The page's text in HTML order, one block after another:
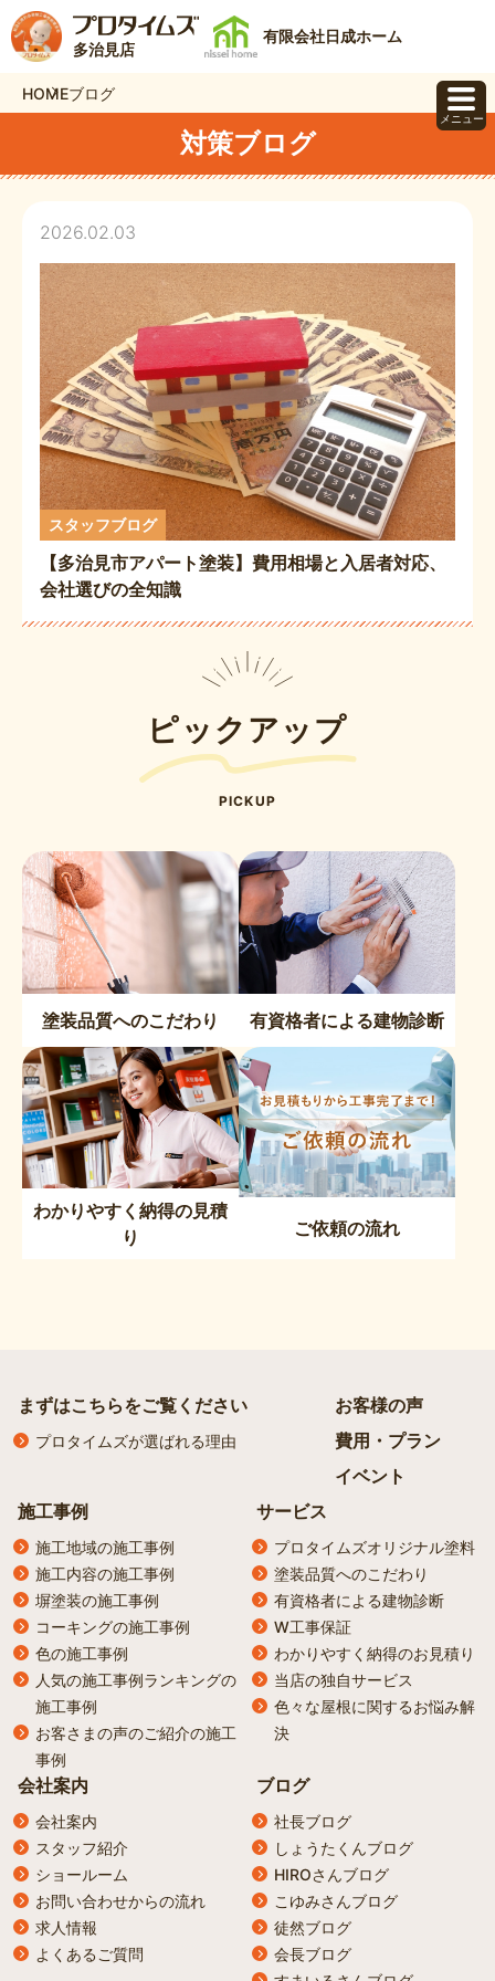
多治見店
有限会社日成ホーム
HOMEブログ
対策ブログ
2026.02.03
スタッフブログ
【多治見市アパート塗装】費用相場と入居者対応、
会社選びの全知識
ピックアップ
PICKUP
塗装品質へのこだわり 有資格者による建物診断
わかりやすく納得の見積
り
ご依頼の流れ
まずはこちらをご覧ください
プロタイムズが選ばれる理由
お客様の声
費用・プラン
イベント
施工事例
施工地域の施工事例
施工内容の施工事例
塀塗装の施工事例
コーキングの施工事例
色の施工事例
人気の施工事例ランキングの
施工事例
お客さまの声のご紹介の施工
事例
サービス
プロタイムズオリジナル塗料
塗装品質へのこだわり
有資格者による建物診断
W工事保証
わかりやすく納得のお見積り
当店の独自サービス
色々な屋根に関するお悩み解
決
会社案内
会社案内
スタッフ紹介
ショールーム
お問い合わせからの流れ
求人情報
よくあるご質問
ブログ
社長ブログ
しょうたくんブログ
HIROさんブログ
こゆみさんブログ
徒然ブログ
会長ブログ
メニュー